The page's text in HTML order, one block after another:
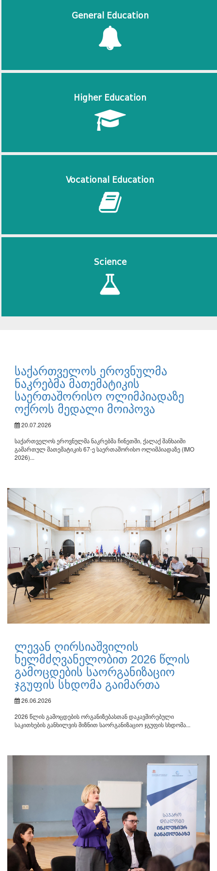
General Education
Higher Education
Vocational Education
Science
საქართველოს ეროვნულმა
ნაკრებმა მათემატიკის
საერთაშორისო ოლიმპიადაზე
ოქროს მედალი მოიპოვა
20.07.2026
საქართველოს ეროვნულმა ნაკრებმა ჩინეთში, ქალაქ შანხაიში
გამართულ მათემატიკის 67-ე საერთაშორისო ოლიმპიადაზე (IMO
2026)...
ლევან ღირსიაშვილის
ხელმძღვანელობით 2026 წლის
გამოცდების საორგანიზაციო
ჯგუფის სხდომა გაიმართა
26.06.2026
2026 წლის გამოცდების ორგანიზებასთან დაკავშირებული
საკითხების განხილვის მიზნით საორგანიზაციო ჯგუფის სხდომა...